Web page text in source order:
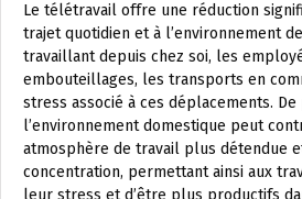
Le télétravail offre une réduction
trajet quotidien et à l’environnement
travaillant depuis chez soi, les
embouteillages, les transports en
stress associé à ces déplacements.
l’environnement domestique peut
atmosphère de travail plus détendue
concentration, permettant ainsi aux
leur stress et d’être plus productifs